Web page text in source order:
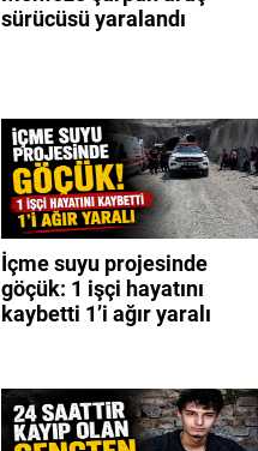
sürücüsü yaralandı
İçme suyu projesinde
göçük: 1 işçi hayatını
kaybetti 1’i ağır yaralı